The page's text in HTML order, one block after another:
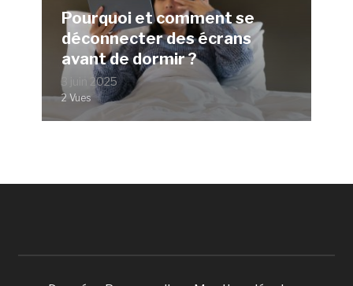
Pourquoi et comment se
déconnecter des écrans
avant de dormir ?
3 juin 2025
2 Vues